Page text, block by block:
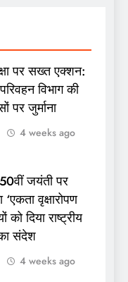
पर सख्त एक्शन:
विभाग की
जुर्माना
4 weeks ago
जयंती पर
वृक्षारोपण
को दिया राष्ट्रीय
संदेश
4 weeks ago